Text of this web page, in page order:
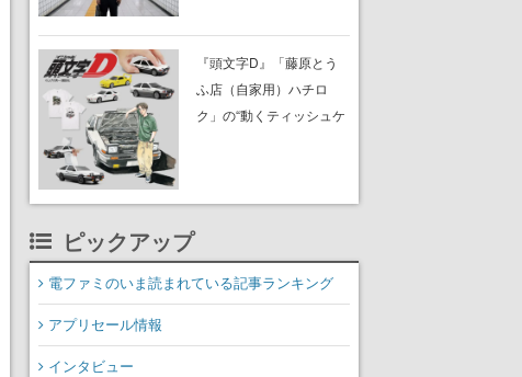
定。二宮和也氏が演じる
主人公“迷う男”や、無限に
通路ですれ違う“歩く男”を
演じる河内大和氏の迫真
『頭文字D』「藤原とう
ふ店（自家用）ハチロ
ク」の“動くティッシュケ
までの期間限定で開催予
ピックアップ
電ファミのいま読まれている記事ランキング
アプリセール情報
インタビュー